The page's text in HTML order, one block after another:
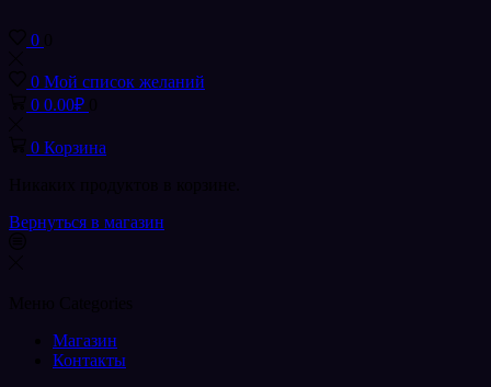
0
0 Мой список желаний
0 0.00₽
0 Корзина
Вернуться в магазин
Магазин
Контакты